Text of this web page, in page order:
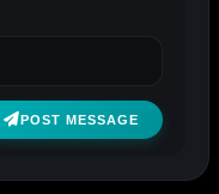
POST MESSAGE